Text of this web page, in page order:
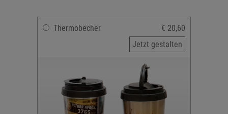
Thermobecher
€ 20,60
Jetzt gestalten